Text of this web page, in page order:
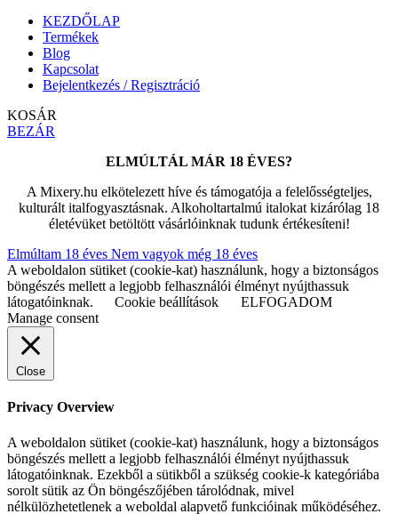
KEZDŐLAP
Termékek
Blog
Kapcsolat
Bejelentkezés / Regisztráció
KOSÁR
BEZÁR
ELMÚLTÁL MÁR 18 ÉVES?
A Mixery.hu elkötelezett híve és támogatója a felelősségteljes,
kulturált italfogyasztásnak. Alkoholtartalmú italokat kizárólag 18
életévüket betöltött vásárlóinknak tudunk értékesíteni!
Elmúltam 18 éves Nem vagyok még 18 éves
A weboldalon sütiket (cookie-kat) használunk, hogy a biztonságos
böngészés mellett a legjobb felhasználói élményt nyújthassuk
látogatóinknak.
Cookie beállítások
ELFOGADOM
Manage consent
Close
Privacy Overview
A weboldalon sütiket (cookie-kat) használunk, hogy a biztonságos
böngészés mellett a legjobb felhasználói élményt nyújthassuk
látogatóinknak. Ezekből a sütikből a szükség cookie-k kategóriába
sorolt sütik az Ön böngészőjében tárolódnak, mivel
nélkülözhetetlenek a weboldal alapvető funkcióinak működéséhez.